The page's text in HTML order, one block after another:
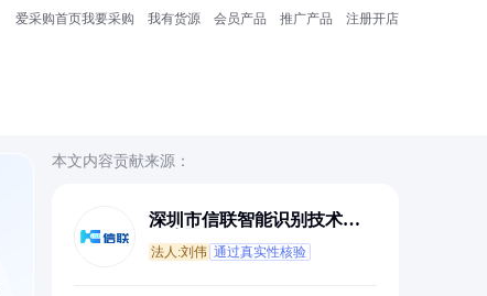
爱采购首页我要采购 我有货源 会员产品 推广产品 注册开店
本文内容贡献来源：
深圳市信联智能识别技术有
法人:刘伟 通过真实性核验